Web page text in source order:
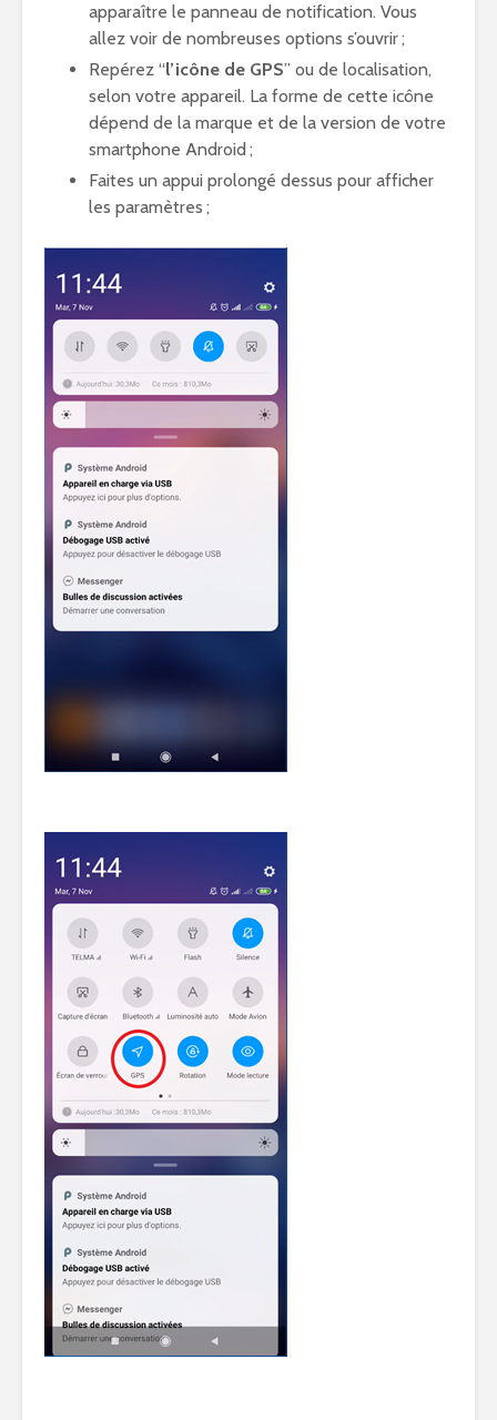
apparaître le panneau de notification. Vous
allez voir de nombreuses options s’ouvrir ;
Repérez “l’icône de GPS” ou de localisation,
selon votre appareil. La forme de cette icône
dépend de la marque et de la version de votre
smartphone Android ;
Faites un appui prolongé dessus pour afficher
les paramètres ;